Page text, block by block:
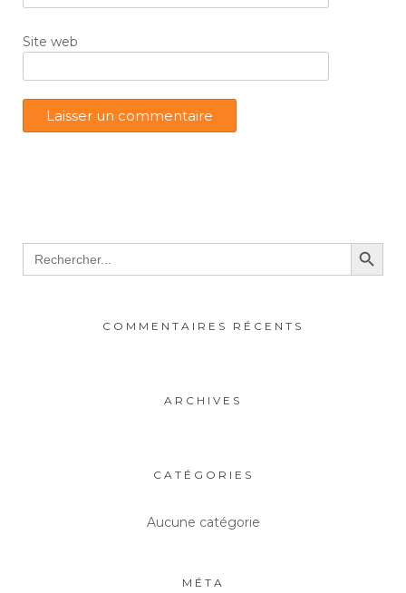
Site web
Search
for:
Search Button
COMMENTAIRES RÉCENTS
ARCHIVES
CATÉGORIES
Aucune catégorie
MÉTA